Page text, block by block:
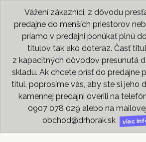
Vážení zákazníci, z dôvodu
predajne do menších priestorov
priamo v predajni ponúkať plnú
titulov tak ako doteraz. Časť
z kapacitných dôvodov presunutá
skladu. Ak chcete prísť do predajne
titul, poprosíme vás, aby ste si jeho
kamennej predajni overili na
0907 078 029 alebo na
obchod@drhorak.sk
viac